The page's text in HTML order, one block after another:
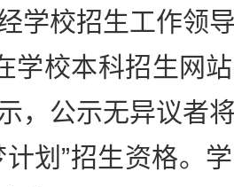
学校招生工作领
学校本科招生网
，公示无异议者
计划”招生资格。